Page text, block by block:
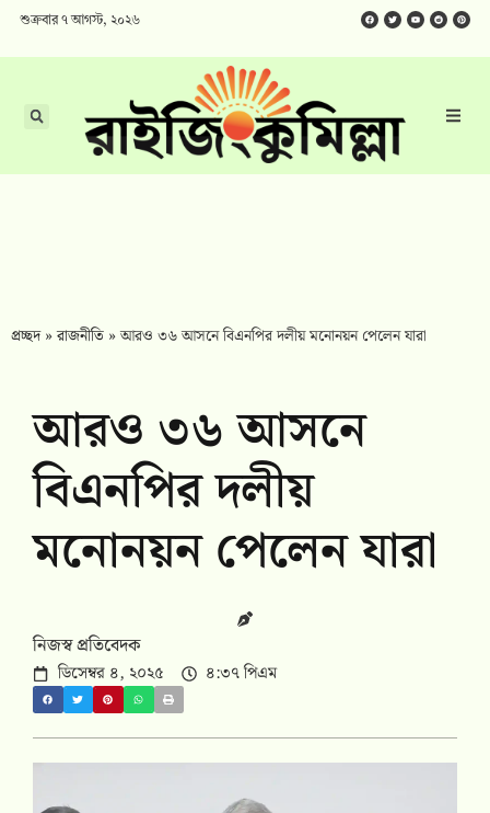
শুক্রবার ৭ আগস্ট, ২০২৬
প্রচ্ছদ»রাজনীতি »আরও ৩৬ আসনে বিএনপির দলীয় মনোনয়ন পেলেন যারা
আরও ৩৬ আসনে
বিএনপির দলীয়
মনোনয়ন পেলেন যারা
নিজস্ব প্রতিবেদক
ডিসেম্বর ৪, ২০২৫ ৪:৩৭ পিএম